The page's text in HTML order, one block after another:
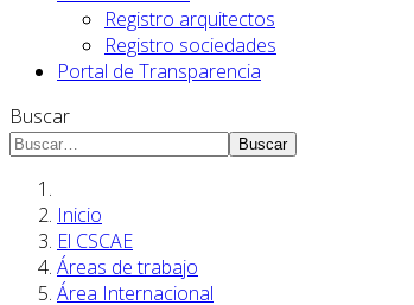
Registro arquitectos
Registro sociedades
Portal de Transparencia
Buscar
Buscar
Inicio
El CSCAE
Áreas de trabajo
Área Internacional